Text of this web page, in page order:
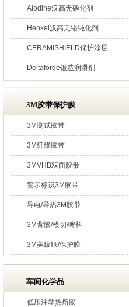
Alodine汉高无磷化剂
Henkel汉高无铬钝化剂
CERAMISHIELD保护涂层
Deltaforge锻造润滑剂
3M胶带保护膜
3M测试胶带
3M纤维胶带
3MVHB双面胶带
警示标识3M胶带
导电/导热3M胶带
3M背胶/模切/啤料
3M美纹纸/保护膜
车间化学品
低压注塑热熔胶